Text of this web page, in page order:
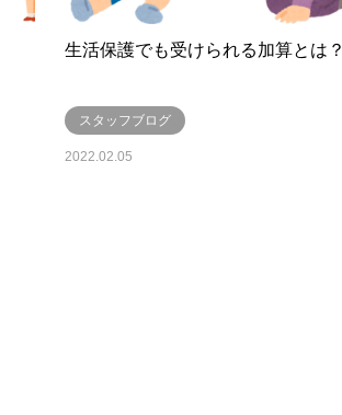
生活保護でも受けられる加算とは？
スタッフブログ
2022.02.05